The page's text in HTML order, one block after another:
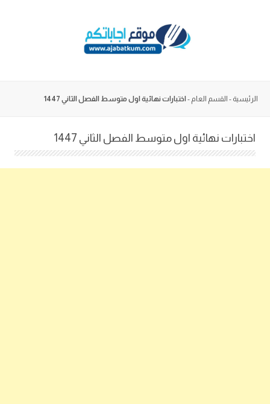
الرئيسية - القسم العام - اختبارات نهائية اول متوسط الفصل الثاني 1447
اختبارات نهائية اول متوسط الفصل الثاني 1447